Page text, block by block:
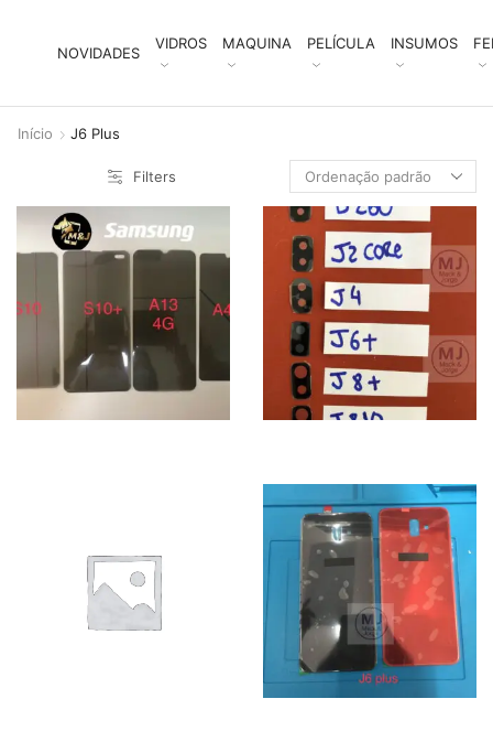
NOVIDADES
VIDROS MAQUINA PELÍCULA INSUMOS
Início J6 Plus
Filters